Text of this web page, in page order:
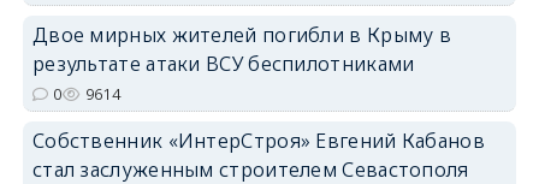
Двое мирных жителей погибли в Крыму в
результате атаки ВСУ беспилотниками
0 9614
Собственник «ИнтерСтроя» Евгений Кабанов
стал заслуженным строителем Севастополя